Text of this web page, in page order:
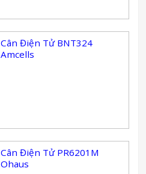
Cân Điện Tử BNT324
Amcells
Cân Điện Tử PR6201M
Ohaus